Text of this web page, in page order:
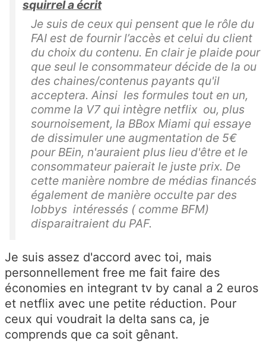
squirrel a écrit
Je suis de ceux qui pensent que le rôle du
FAI est de fournir l’accès et celui du client
du choix du contenu. En clair je plaide pour
que seul le consommateur décide de la ou
des chaines/contenus payants qu'il
acceptera. Ainsi les formules tout en un,
comme la V7 qui intègre netflix ou, plus
sournoisement, la BBox Miami qui essaye
de dissimuler une augmentation de 5€
pour BEin, n'auraient plus lieu d'être et le
consommateur paierait le juste prix. De
cette manière nombre de médias financés
également de manière occulte par des
lobbys intéressés ( comme BFM)
disparaitraient du PAF.
Je suis assez d'accord avec toi, mais
personnellement free me fait faire des
économies en integrant tv by canal a 2 euros
et netflix avec une petite réduction. Pour
ceux qui voudrait la delta sans ca, je
comprends que ca soit gênant.